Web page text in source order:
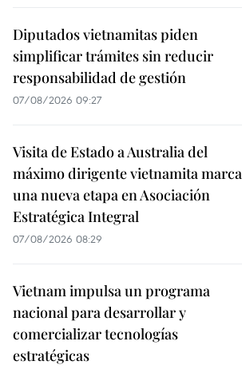
Diputados vietnamitas piden
simplificar trámites sin reducir
responsabilidad de gestión
07/08/2026 09:27
Visita de Estado a Australia del
máximo dirigente vietnamita marca
una nueva etapa en Asociación
Estratégica Integral
07/08/2026 08:29
Vietnam impulsa un programa
nacional para desarrollar y
comercializar tecnologías
estratégicas